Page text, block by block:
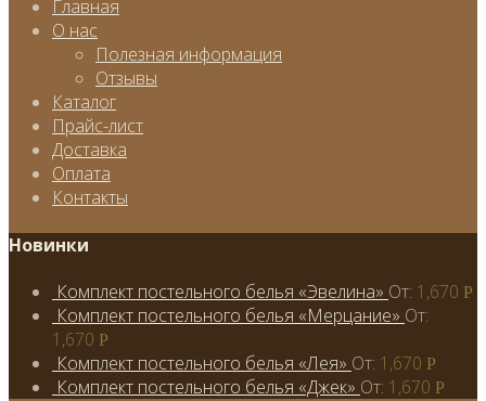
Главная
О нас
Полезная информация
Отзывы
Каталог
Прайс-лист
Доставка
Оплата
Контакты
Новинки
Комплект постельного белья «Эвелина» От: 1,670 Р
Комплект постельного белья «Мерцание» От:
1,670 Р
Комплект постельного белья «Лея» От: 1,670 Р
Комплект постельного белья «Джек» От: 1,670 Р